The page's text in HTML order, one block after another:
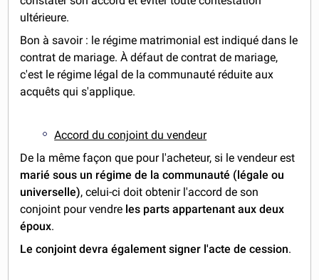
ultérieure.
Bon à savoir : le régime matrimonial est indiqué dans le
contrat de mariage. À défaut de contrat de mariage,
c'est le régime légal de la communauté réduite aux
acquêts qui s'applique.
Accord du conjoint du vendeur
De la même façon que pour l'acheteur, si le vendeur est
marié sous un régime de la communauté (légale ou
universelle), celui-ci doit obtenir l'accord de son
conjoint pour vendre les parts appartenant aux deux
époux.
Le conjoint devra également signer l'acte de cession.